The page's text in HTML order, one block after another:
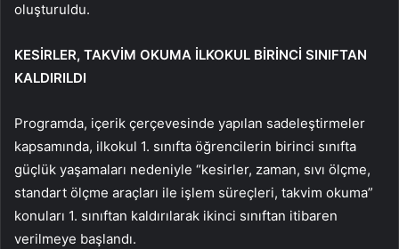
oluşturuldu.
KESİRLER, TAKVİM OKUMA İLKOKUL BİRİNCİ SINIFTAN
KALDIRILDI
Programda, içerik çerçevesinde yapılan sadeleştirmeler
kapsamında, ilkokul 1. sınıfta öğrencilerin birinci sınıfta
güçlük yaşamaları nedeniyle “kesirler, zaman, sıvı ölçme,
standart ölçme araçları ile işlem süreçleri, takvim okuma”
konuları 1. sınıftan kaldırılarak ikinci sınıftan itibaren
verilmeye başlandı.